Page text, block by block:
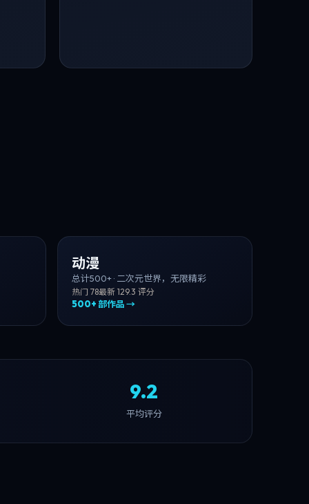
动漫
总计500+· 二次元世界，无限精彩
热门 78最新 129.3 评分
500+ 部作品 →
9.2
平均评分